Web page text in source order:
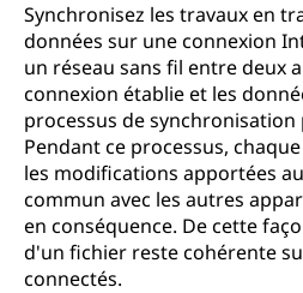
Synchronisez les travaux en
données sur une connexion
un réseau sans fil entre deux
connexion établie et les
processus de synchronisation
Pendant ce processus,
les modifications apportées
commun avec les autres
en conséquence. De cette
d'un fichier reste cohérente
connectés.